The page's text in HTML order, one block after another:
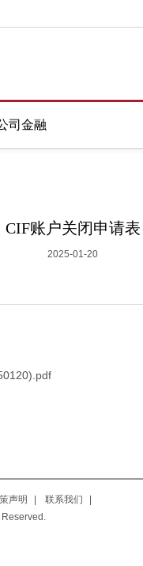
司金融
CIF账户关闭申请表
2025-01-20
声明 联系我们